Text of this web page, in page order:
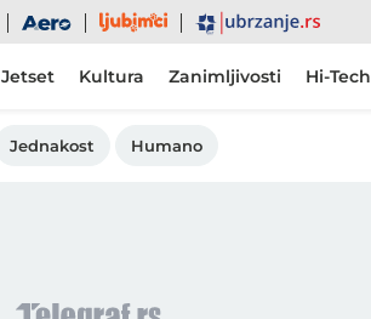
Aero Ljubimci Ubrzanje
Jetset Kultura Zanimljivosti Hi-Tech
Jednakost Humano